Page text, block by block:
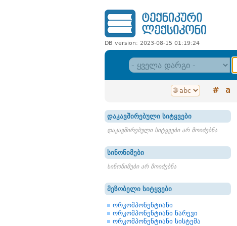
DB version: 2023-08-15 01:19:24
# a
დაკავშირებული სიტყვები
დაკავშირებული სიტყვები არ მოიძებნა
სინონიმები
სინონიმები არ მოიძებნა
მეზობელი სიტყვები
ორკომპონენტიანი
ორკომპონენტიანი ნარევი
ორკომპონენტიანი სისტემა